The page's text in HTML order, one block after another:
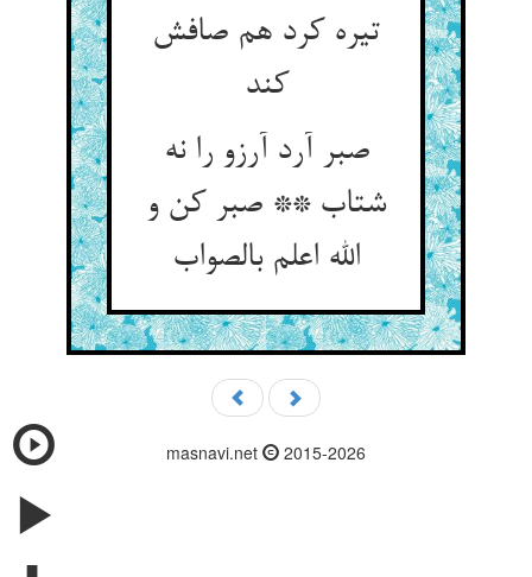
تیره کرد هم صافش
کند
صبر آرد آرزو را نه
شتاب ** صبر کن و
masnavi.net 2015-2026